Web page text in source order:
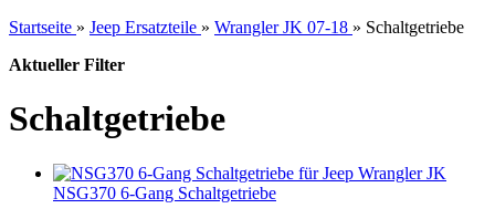
Startseite » Jeep Ersatzteile » Wrangler JK 07-18 » Schaltgetriebe
Aktueller Filter
Schaltgetriebe
NSG370 6-Gang Schaltgetriebe